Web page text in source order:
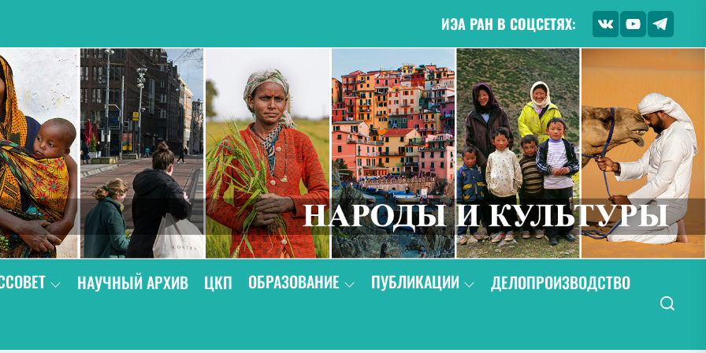
ИЭА РАН В СОЦСЕТЯХ:
НАУЧНЫЙ АРХИВ ЦКП ОБРАЗОВАНИЕ ПУБЛИКАЦИИ
ДЕЛОПРОИЗВОДСТВО